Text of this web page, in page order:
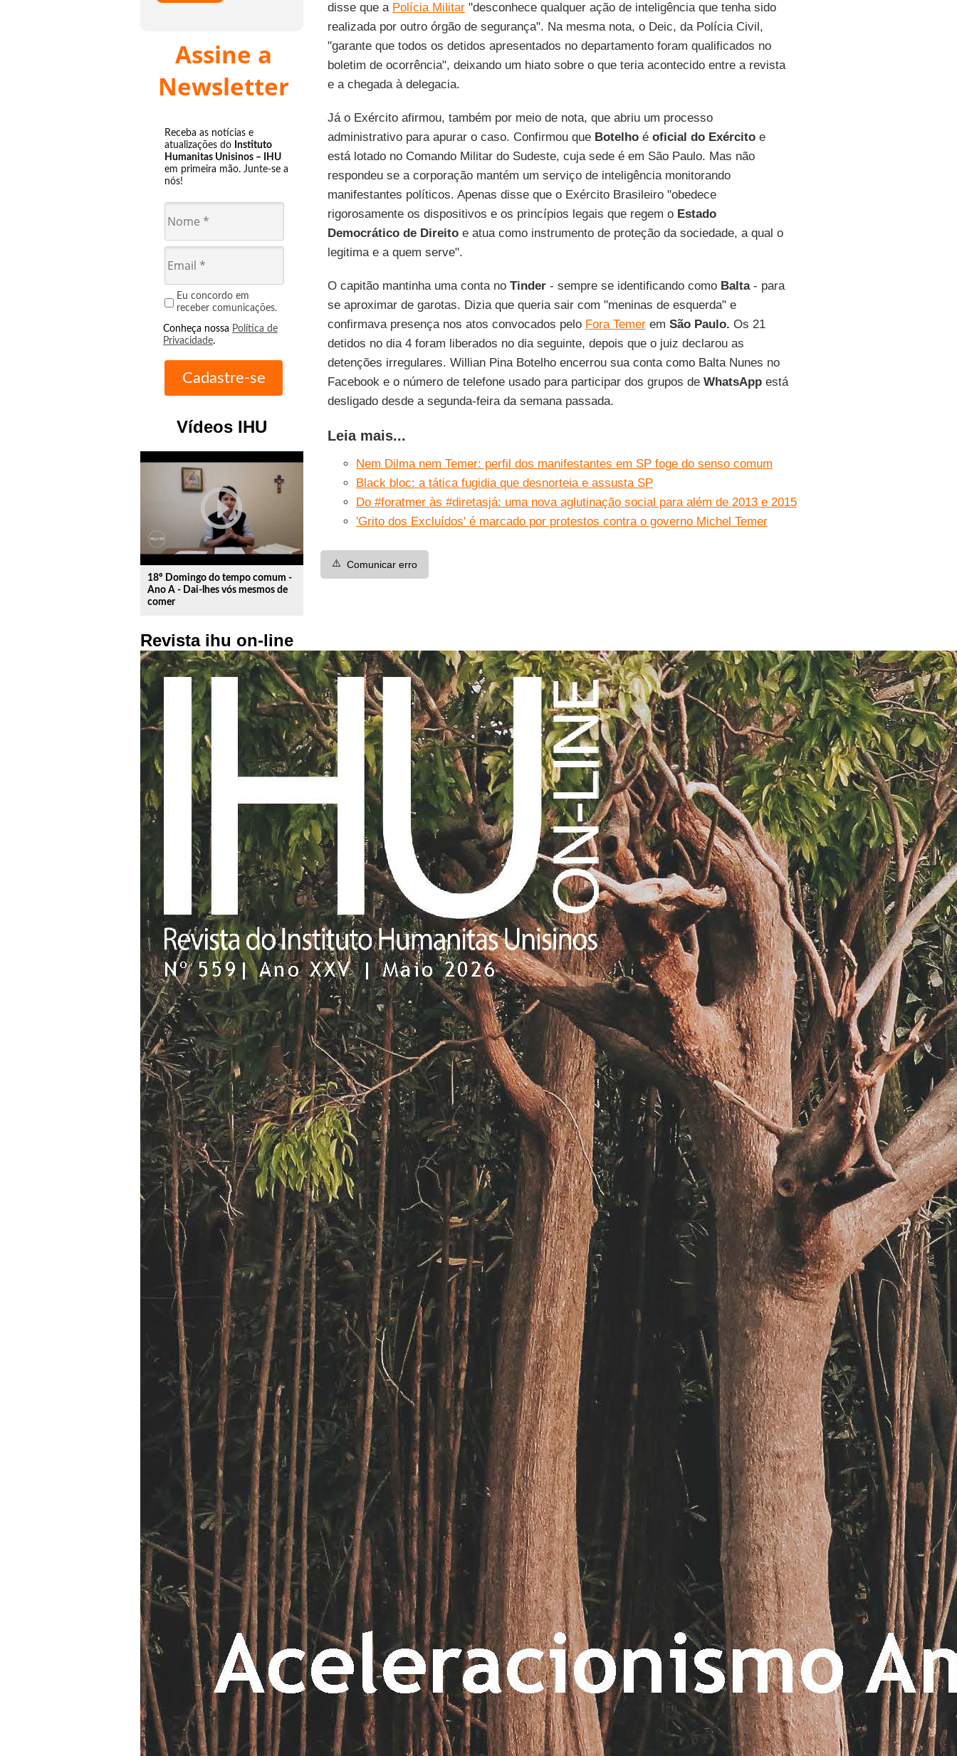
Assine a
Newsletter
Receba as notícias e
atualizações do Instituto
Humanitas Unisinos – IHU
em primeira mão. Junte-se a
nós!
Eu concordo em
receber comunicações.
Conheça nossa Política de
Privacidade.
Vídeos IHU
play_circle_outline
18º Domingo do tempo comum -
Ano A - Dai-lhes vós mesmos de
comer
Revista ihu on-line
disse que a Polícia Militar"desconhece qualquer ação de inteligência que tenha sido
realizada por outro órgão de segurança". Na mesma nota, o Deic, da Polícia Civil,
"garante que todos os detidos apresentados no departamento foram qualificados no
boletim de ocorrência", deixando um hiato sobre o que teria acontecido entre a revista
e a chegada à delegacia.
Já o Exército afirmou, também por meio de nota, que abriu um processo
administrativo para apurar o caso. Confirmou que Botelhoéoficial do Exércitoe
está lotado no Comando Militar do Sudeste, cuja sede é em São Paulo. Mas não
respondeu se a corporação mantém um serviço de inteligência monitorando
manifestantes políticos. Apenas disse que o Exército Brasileiro "obedece
rigorosamente os dispositivos e os princípios legais que regem o Estado
Democrático de Direitoe atua como instrumento de proteção da sociedade, a qual o
legitima e a quem serve".
O capitão mantinha uma conta no Tinder- sempre se identificando como Balta- para
se aproximar de garotas. Dizia que queria sair com "meninas de esquerda" e
confirmava presença nos atos convocados pelo Fora Temerem São Paulo. Os 21
detidos no dia 4 foram liberados no dia seguinte, depois que o juiz declarou as
detenções irregulares. Willian Pina Botelho encerrou sua conta como Balta Nunes no
Facebook e o número de telefone usado para participar dos grupos de WhatsAppestá
desligado desde a segunda-feira da semana passada.
Leia mais...
Nem Dilma nem Temer: perfil dos manifestantes em SP foge do senso comum
Black bloc: a tática fugidia que desnorteia e assusta SP
Do #foratmer às #diretasjá: uma nova aglutinação social para além de 2013 e 2015
'Grito dos Excluídos' é marcado por protestos contra o governo Michel Temer
⚠️ Comunicar erro